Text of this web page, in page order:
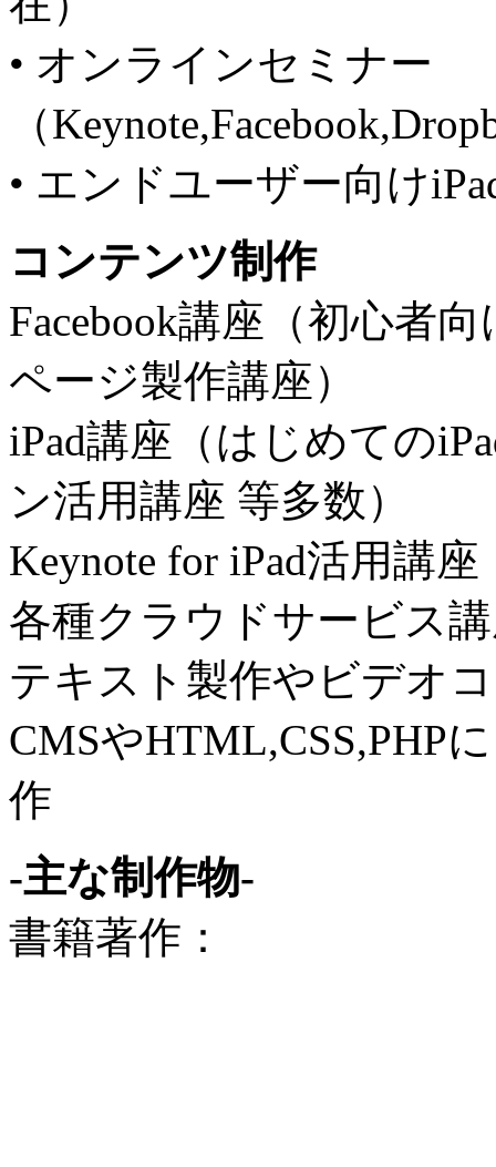
• オンラインセミナー
（
• エンドユーザー向け
コンテンツ制作
Facebook講座（初心者
ページ製作講座）
iPad講座（はじめての
ン活用講座 等多数）
Keynote for iPad活用講座
各種クラウドサービス
テキスト製作やビデオ
CMSやHTML,CSS,PHP
作
-主な制作物-
書籍著作：